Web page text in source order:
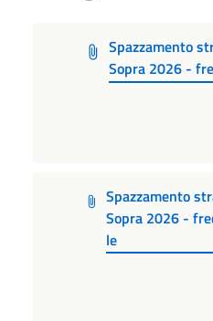
Spazzamento
Sopra 2026 -
Spazzamento
Sopra 2026 -
le